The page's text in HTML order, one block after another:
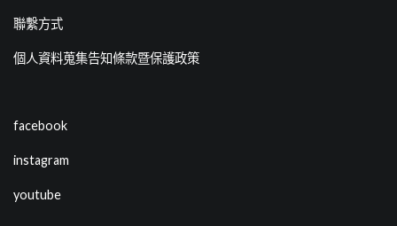
聯繫方式
個人資料蒐集告知條款暨保護政策
facebook
instagram
youtube